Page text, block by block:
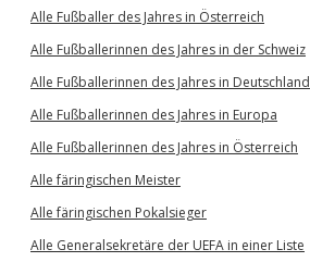
Alle Fußballer des Jahres in Österreich
Alle Fußballerinnen des Jahres in der Schweiz
Alle Fußballerinnen des Jahres in Deutschland
Alle Fußballerinnen des Jahres in Europa
Alle Fußballerinnen des Jahres in Österreich
Alle färingischen Meister
Alle färingischen Pokalsieger
Alle Generalsekretäre der UEFA in einer Liste